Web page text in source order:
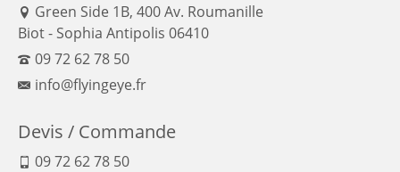
Green Side 1B, 400 Av. Roumanille
Biot - Sophia Antipolis 06410
09 72 62 78 50
info@flyingeye.fr
Devis / Commande
09 72 62 78 50